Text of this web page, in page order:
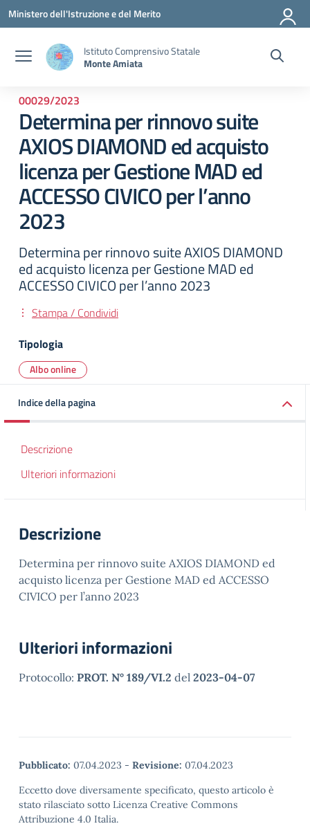
Vai ai contenuti
Vai al menu di navigazione
Vai al footer
Ministero dell'Istruzione e del Merito
Istituto Comprensivo Statale
Monte Amiata
00029/2023
Determina per rinnovo suite
AXIOS DIAMOND ed acquisto
licenza per Gestione MAD ed
ACCESSO CIVICO per l’anno
2023
Determina per rinnovo suite AXIOS DIAMOND
ed acquisto licenza per Gestione MAD ed
ACCESSO CIVICO per l’anno 2023
Stampa / Condividi
Tipologia
Albo online
Indice della pagina
Descrizione
Ulteriori informazioni
Descrizione
Determina per rinnovo suite AXIOS DIAMOND ed
acquisto licenza per Gestione MAD ed ACCESSO
CIVICO per l’anno 2023
Ulteriori informazioni
Protocollo: PROT. N° 189/VI.2 del 2023-04-07
Pubblicato: 07.04.2023 - Revisione: 07.04.2023
Eccetto dove diversamente specificato, questo articolo è
stato rilasciato sotto Licenza Creative Commons
Attribuzione 4.0 Italia.